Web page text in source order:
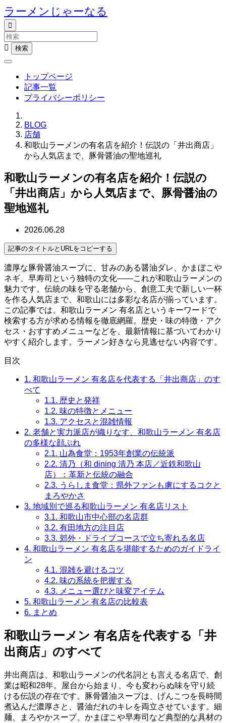
ラーメンじゃーなる


トップページ
記事一覧
プライバシーポリシー
BLOG
店舗
和歌山ラーメンの有名店を紹介！伝説の「井出商店」
から人気店まで、豚骨醤油の聖地巡礼
和歌山ラーメンの有名店を紹介！伝説の
「井出商店」から人気店まで、豚骨醤油の
聖地巡礼
2026.06.28
記事のタイトルとURLをコピーする
濃厚な豚骨醤油スープに、甘みのある醤油ダレ、かまぼこや
ネギ、早寿司という独特の文化——これが和歌山ラーメンの
魅力です。伝統の味を守る老舗から、創意工夫で新しい一杯
を作る人気店まで、和歌山には多彩な名店が揃っています。
この記事では、和歌山ラーメン 有名店というキーワードで
検索する方が求める情報を徹底網羅。歴史・味の特徴・アク
セス・おすすめメニューなどを、最新情報に基づいてわかり
やすく紹介します。ラーメン好きなら見逃せない内容です。
目次
1. 和歌山ラーメン 有名店を代表する「井出商店」のす
べて
1.1. 歴史と発祥
1.2. 味の特徴とメニュー
1.3. アクセスと混雑情報
2. 老舗と実力派店が織りなす、和歌山ラーメン 有名店
の多様な顔ぶれ
2.1. 山為食堂：1953年創業の伝統派
2.2. 清乃（和 dining 清乃 本店／近鉄和歌山
店）：革新と伝統の融合
2.3. うらしま食堂：県外ファンも虜にするコクと
まろやかさ
3. 地域別で巡る和歌山ラーメン 有名店リスト
3.1. 和歌山市中心部の名店群
3.2. 有田地方の注目店
3.3. 郊外・ドライブコースで立ち寄れる名店
4. 和歌山ラーメン 有名店を堪能するためのガイドライ
ン
4.1. 混雑を避けるコツ
4.2. 味の系統を把握する
4.3. メニュー選びと味変アイテム
5. 和歌山ラーメン 有名店の比較表
6. まとめ
和歌山ラーメン 有名店を代表する「井
出商店」のすべて
井出商店は、和歌山ラーメンの代名詞とも言える名店で、創
業は昭和28年。屋台から始まり、今も変わらぬ味を守り続
ける伝説の存在です。豚骨醤油スープは、げんこつを長時間
煮込んだ濃厚さと、醤油だれのキレを両立させています。細
麺、まろやかスープ、かまぼこや早寿司など典型的な具材の